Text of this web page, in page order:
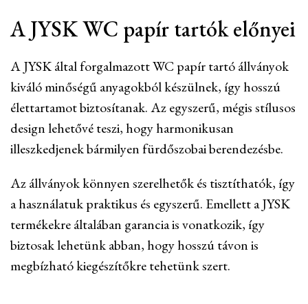
A JYSK WC papír tartók előnyei
A JYSK által forgalmazott WC papír tartó állványok
kiváló minőségű anyagokból készülnek, így hosszú
élettartamot biztosítanak. Az egyszerű, mégis stílusos
design lehetővé teszi, hogy harmonikusan
illeszkedjenek bármilyen fürdőszobai berendezésbe.
Az állványok könnyen szerelhetők és tisztíthatók, így
a használatuk praktikus és egyszerű. Emellett a JYSK
termékekre általában garancia is vonatkozik, így
biztosak lehetünk abban, hogy hosszú távon is
megbízható kiegészítőkre tehetünk szert.